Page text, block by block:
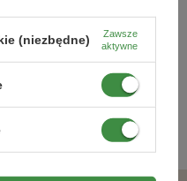
(niezbędne)
Zawsze
aktywne